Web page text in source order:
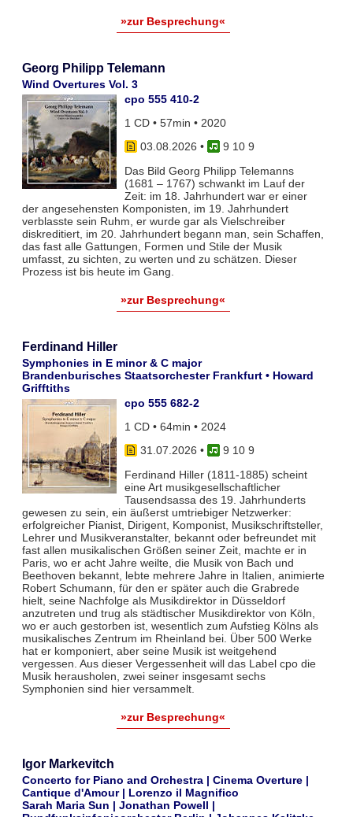
»zur Besprechung«
Georg Philipp Telemann
Wind Overtures Vol. 3
cpo 555 410-2
1 CD • 57min • 2020
03.08.2026 •
9 10 9
Das Bild Georg Philipp Telemanns
(1681 – 1767) schwankt im Lauf der
Zeit: im 18. Jahrhundert war er einer
der angesehensten Komponisten, im 19. Jahrhundert
verblasste sein Ruhm, er wurde gar als Vielschreiber
diskreditiert, im 20. Jahrhundert begann man, sein Schaffen,
das fast alle Gattungen, Formen und Stile der Musik
umfasst, zu sichten, zu werten und zu schätzen. Dieser
Prozess ist bis heute im Gang.
»zur Besprechung«
Ferdinand Hiller
Symphonies in E minor & C major
Brandenburisches Staatsorchester Frankfurt • Howard
Grifftiths
cpo 555 682-2
1 CD • 64min • 2024
31.07.2026 •
9 10 9
Ferdinand Hiller (1811-1885) scheint
eine Art musikgesellschaftlicher
Tausendsassa des 19. Jahrhunderts
gewesen zu sein, ein äußerst umtriebiger Netzwerker:
erfolgreicher Pianist, Dirigent, Komponist, Musikschriftsteller,
Lehrer und Musikveranstalter, bekannt oder befreundet mit
fast allen musikalischen Größen seiner Zeit, machte er in
Paris, wo er acht Jahre weilte, die Musik von Bach und
Beethoven bekannt, lebte mehrere Jahre in Italien, animierte
Robert Schumann, für den er später auch die Grabrede
hielt, seine Nachfolge als Musikdirektor in Düsseldorf
anzutreten und trug als städtischer Musikdirektor von Köln,
wo er auch gestorben ist, wesentlich zum Aufstieg Kölns als
musikalisches Zentrum im Rheinland bei. Über 500 Werke
hat er komponiert, aber seine Musik ist weitgehend
vergessen. Aus dieser Vergessenheit will das Label cpo die
Musik herausholen, zwei seiner insgesamt sechs
Symphonien sind hier versammelt.
»zur Besprechung«
Igor Markevitch
Concerto for Piano and Orchestra | Cinema Overture |
Cantique d'Amour | Lorenzo il Magnifico
Sarah Maria Sun | Jonathan Powell |